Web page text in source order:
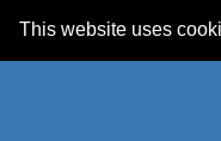
This website uses